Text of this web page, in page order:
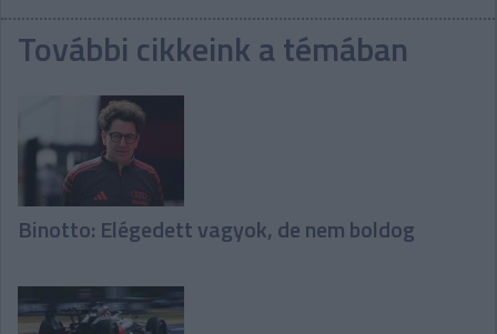
További cikkeink a témában
Binotto: Elégedett vagyok, de nem boldog